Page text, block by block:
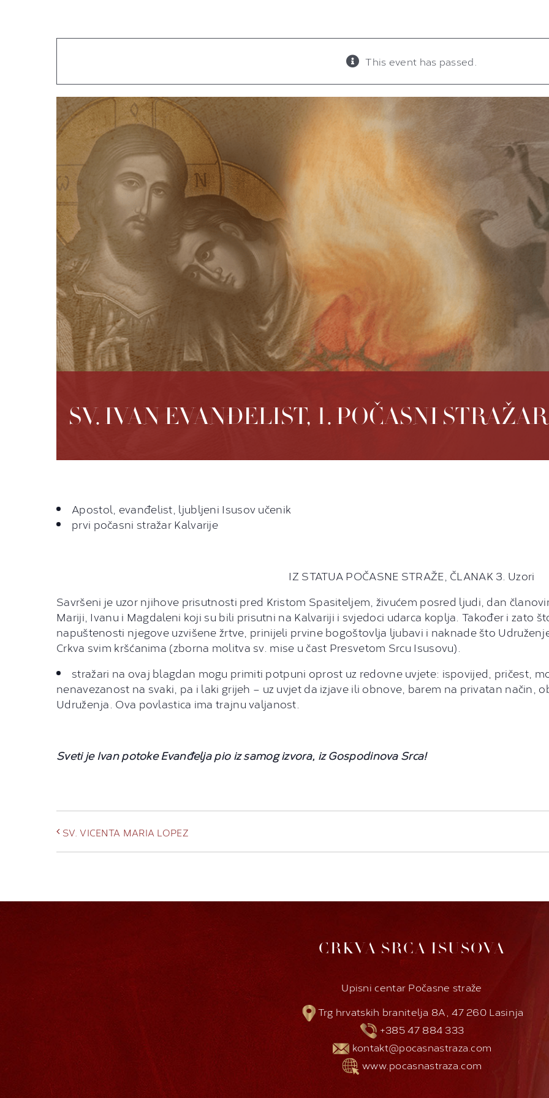
This event has passed.
SV. IVAN EVANĐELIST, 1. POČASNI STRAŽAR
Apostol, evanđelist, ljubljeni Isusov učenik
prvi počasni stražar Kalvarije
IZ STATUA POČASNE STRAŽE, ČLANAK 3. Uzori
Savršeni je uzor njihove prisutnosti pred Kristom Spasiteljem, živućem posred ljudi, dan
Mariji, Ivanu i Magdaleni koji su bili prisutni na Kalvariji i svjedoci udarca koplja. Također i zato
napuštenosti njegove uzvišene žrtve, prinijeli prvine bogoštovlja ljubavi i naknade što
Crkva svim kršćanima (zborna molitva sv. mise u čast Presvetom Srcu Isusovu).
stražari na ovaj blagdan mogu primiti potpuni oprost uz redovne uvjete: ispovijed, pričest,
nenavezanost na svaki, pa i laki grijeh – uz uvjet da izjave ili obnove, barem na privatan način,
Udruženja. Ova povlastica ima trajnu valjanost.
Sveti je Ivan potoke Evanđelja pio iz samog izvora, iz Gospodinova Srca!
SV. VICENTA MARIA LOPEZ
CRKVA SRCA ISUSOVA
Upisni centar Počasne straže
Trg hrvatskih branitelja 8A, 47 260 Lasinja
+385 47 884 333
kontakt@pocasnastraza.com
www.pocasnastraza.com